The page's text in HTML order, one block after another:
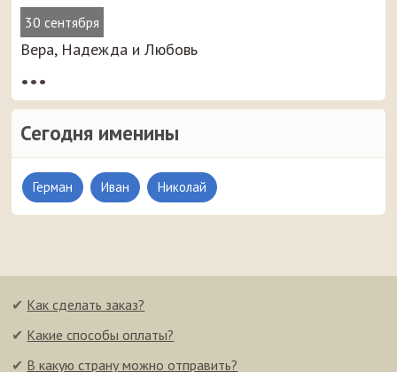
30 сентября
Вера, Надежда и Любовь
•••
Сегодня именины
Герман Иван Николай
✔ Как сделать заказ?
✔ Какие способы оплаты?
✔ В какую страну можно отправить?